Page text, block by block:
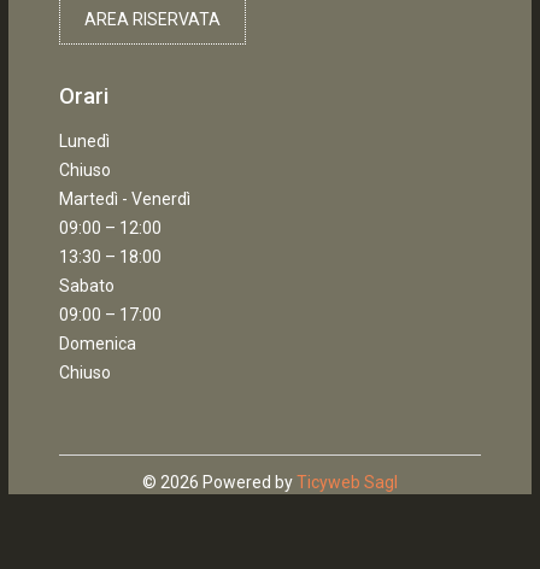
AREA RISERVATA
Orari
Lunedì
Chiuso
Martedì - Venerdì
09:00 – 12:00
13:30 – 18:00
Sabato
09:00 – 17:00
Domenica
Chiuso
© 2026 Powered byTicyweb Sagl